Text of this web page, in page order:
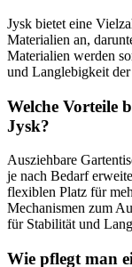
Jysk bietet eine
Materialien an,
Materialien werden
und Langlebigkeit
Welche Vorteile
Jysk?
Ausziehbare
je nach Bedarf
flexiblen Platz für
Mechanismen zum
für Stabilität und
Wie pflegt man